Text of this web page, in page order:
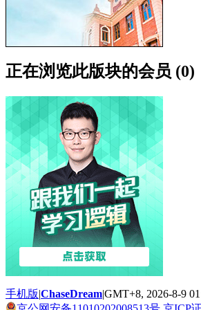
正在浏览此版块的会员 (0)
手机版|ChaseDream|GMT+8, 2026-8-9